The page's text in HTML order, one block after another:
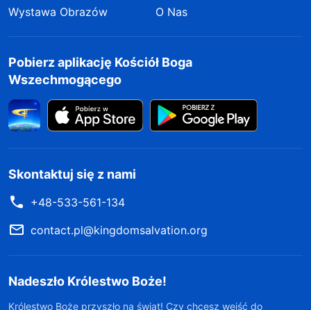
Wystawa Obrazów
O Nas
Pobierz aplikację Kościół Boga
Wszechmogącego
Skontaktuj się z nami
+48-533-561-134
contact.pl@kingdomsalvation.org
Nadeszło Królestwo Boże!
Królestwo Boże przyszło na świat! Czy chcesz wejść do